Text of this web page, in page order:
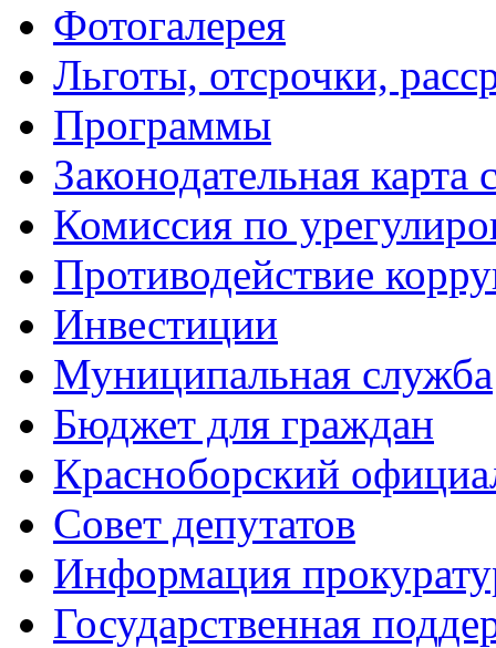
Фотогалерея
Льготы, отсрочки,
Программы
Законодательная карта
Комиссия по
Противодействие
Инвестиции
Муниципальная служба
Бюджет для граждан
Красноборский
Совет депутатов
Информация
Государственная